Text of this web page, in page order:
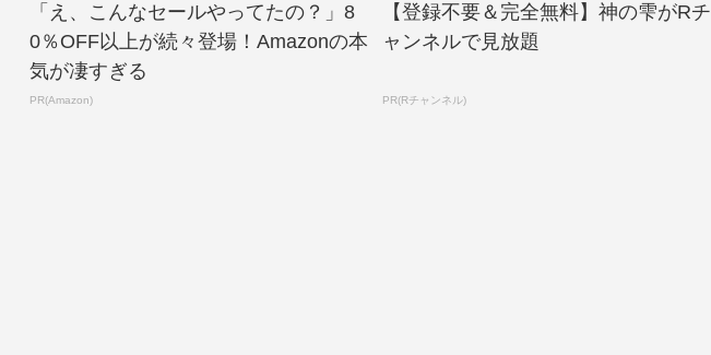
「え、こんなセールやってたの？」8
0％OFF以上が続々登場！Amazonの本
気が凄すぎる
PR(Amazon)
【登録不要＆完全無料】神の雫がRチ
ャンネルで見放題
PR(Rチャンネル)